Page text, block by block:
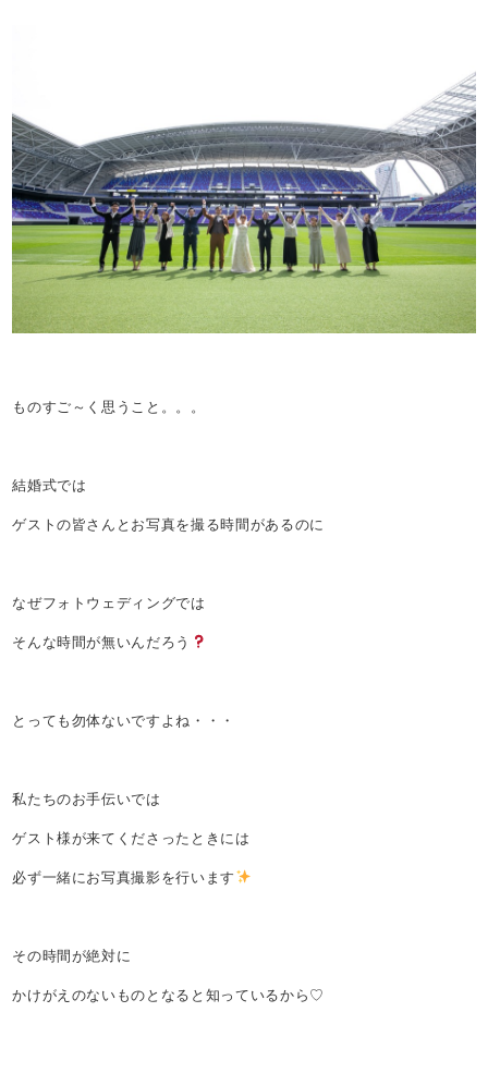
ものすご～く思うこと。。。
結婚式では
ゲストの皆さんとお写真を撮る時間があるのに
なぜフォトウェディングでは
そんな時間が無いんだろう
とっても勿体ないですよね・・・
私たちのお手伝いでは
ゲスト様が来てくださったときには
必ず一緒にお写真撮影を行います
その時間が絶対に
かけがえのないものとなると知っているから♡